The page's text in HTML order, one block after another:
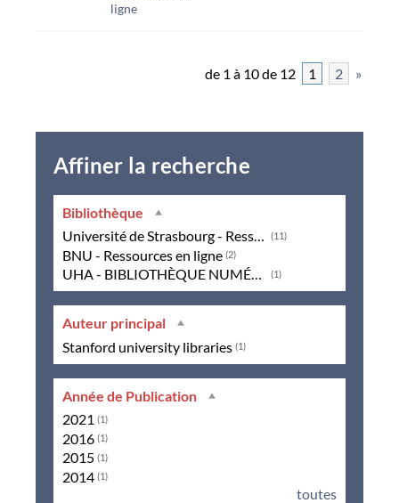
ligne
de 1 à 10 de 12 1 2 »
Affiner la recherche
Bibliothèque
Université de Strasbourg - Ressources en ligne
(11)
BNU - Ressources en ligne (2)
UHA - BIBLIOTHÈQUE NUMÉRIQUE (1)
Auteur principal
Stanford university libraries (1)
Année de Publication
2021 (1)
2016 (1)
2015 (1)
2014 (1)
toutes